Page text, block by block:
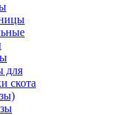
для
скота